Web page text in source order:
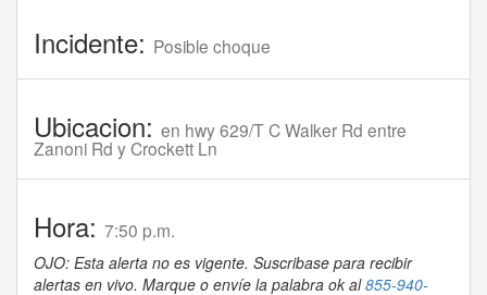
Incidente: Posible choque
Ubicacion: en hwy 629/T C Walker Rd entre
Zanoni Rd y Crockett Ln
Hora: 7:50 p.m.
OJO: Esta alerta no es vigente. Suscribase para recibir
alertas en vivo. Marque o envíe la palabra ok al855-940-